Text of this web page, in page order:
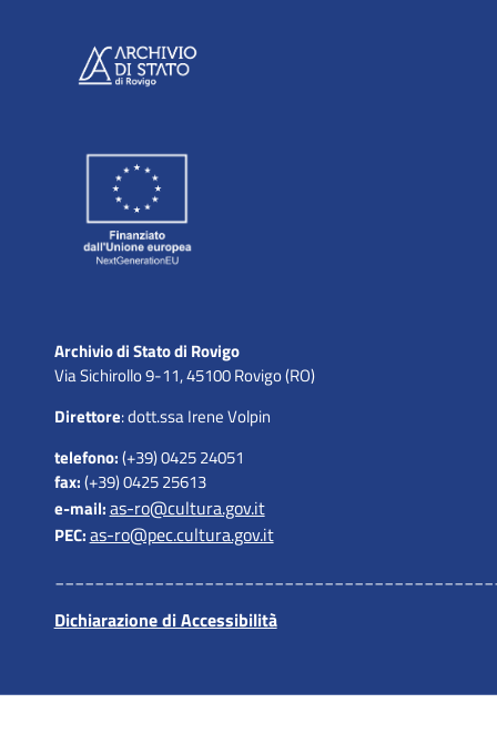
Archivio di Stato di Rovigo
Via Sichirollo 9-11, 45100 Rovigo (RO)
Direttore: dott.ssa Irene Volpin
telefono:(+39) 0425 24051
fax:(+39) 0425 25613
e-mail:as-ro@cultura.gov.it
PEC:as-ro@pec.cultura.gov.it
Dichiarazione di Accessibilità